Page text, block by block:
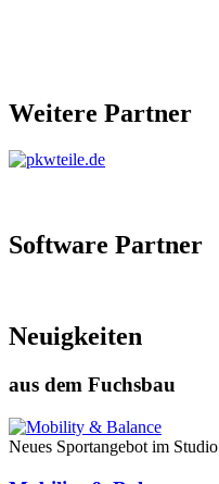
Weitere Partner
Software Partner
Neuigkeiten
aus dem Fuchsbau
Neues Sportangebot im Studio